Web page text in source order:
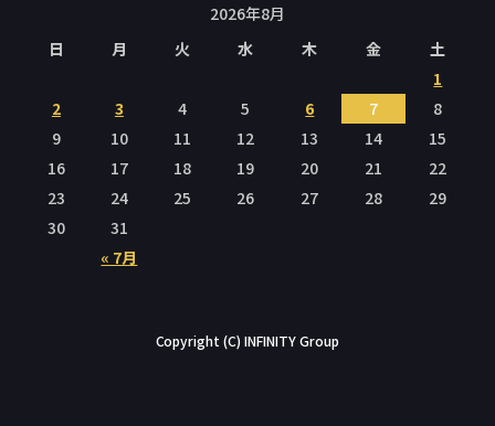
2026年8月
日
月 火 水 木 金 土
« 7月
1
2
3 4 5 6 7
8
9
10 11 12 13 14
15
16
17 18 19 20 21
22
23
24 25 26 27 28
29
30
31
Copyright (C) INFINITY Group